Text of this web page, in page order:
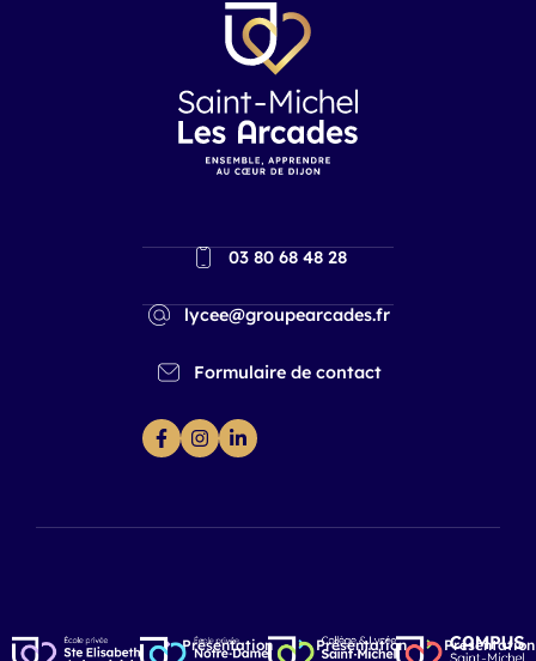
03 80 68 48 28
lycee@groupearcades.fr
Formulaire de contact
Présentation Présentation Présentation